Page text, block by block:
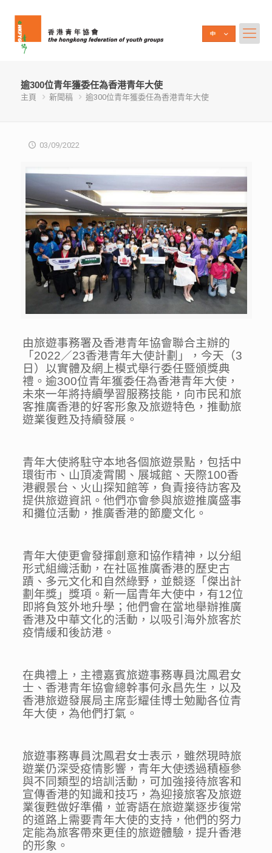
逾300位青年獲委任為香港青年大使
主頁 新聞稿 逾300位青年獲委任為香港青年大使
03/09/2022
由旅遊事務署及香港青年協會聯合主辦的
「2022／23香港青年大使計劃」，今天（3
日）以實體及網上模式舉行委任暨頒獎典
禮。逾300位青年獲委任為香港青年大使，
未來一年將持續學習服務技能，向市民和旅
客推廣香港的好客形象及旅遊特色，推動旅
遊業復甦及持續發展。
青年大使將駐守本地各個旅遊景點，包括中
環街市、山頂凌霄閣、展城館、天際100香
港觀景台、火山探知館等，負責接待訪客及
提供旅遊資訊。他們亦會參與旅遊推廣盛事
和攤位活動，推廣香港的節慶文化。
青年大使更會發揮創意和協作精神，以分組
形式組織活動，在社區推廣香港的歷史古
蹟、多元文化和自然綠野，並競逐「傑出計
劃年獎」獎項。新一屆青年大使中，有12位
即將負笈外地升學；他們會在當地舉辦推廣
香港及中華文化的活動，以吸引海外旅客於
疫情緩和後訪港。
在典禮上，主禮嘉賓旅遊事務專員沈鳳君女
士、香港青年協會總幹事何永昌先生，以及
香港旅遊發展局主席彭耀佳博士勉勵各位青
年大使，為他們打氣。
旅遊事務專員沈鳳君女士表示，雖然現時旅
遊業仍深受疫情影響，青年大使透過積極參
與不同類型的培訓活動，可加強接待旅客和
宣傳香港的知識和技巧，為迎接旅客及旅遊
業復甦做好準備，並寄語在旅遊業逐步復常
的道路上需要青年大使的支持，他們的努力
定能為旅客帶來更佳的旅遊體驗，提升香港
的形象。